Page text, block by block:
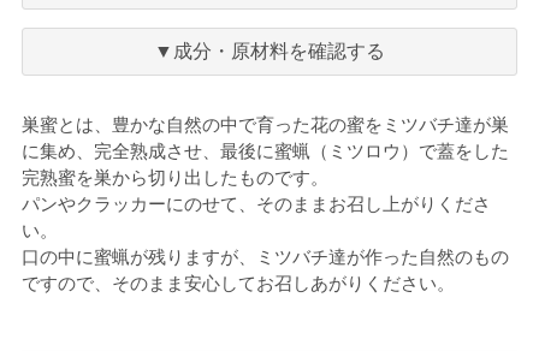
入
り
▼成分・原材料を確認する
巣蜜とは、豊かな自然の中で育った花の蜜をミツバチ達が巣
に集め、完全熟成させ、最後に蜜蝋（ミツロウ）で蓋をした
完熟蜜を巣から切り出したものです。
パンやクラッカーにのせて、そのままお召し上がりくださ
い。
口の中に蜜蝋が残りますが、ミツバチ達が作った自然のもの
ですので、そのまま安心してお召しあがりください。